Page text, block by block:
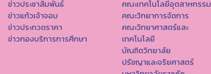
ข่าวประชาสัมพันธ์
ข่าวแก้วเจ้าจอม
ข่าวประกวดราคา
ข่าวกองบริการการศึกษา
คณะเทคโนโลยีอุตสาหกรรม
คณะวิทยาการจัดการ
คณะวิทยาศาสตร์และ
เทคโนโลยี
บัณฑิตวิทยาลัย
ปรัชญาและจริยศาสตร์